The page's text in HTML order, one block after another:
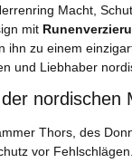
Macht,
mit
ihn zu einem
und Liebhaber
nordischen
Thors, des
vor Fehlschlägen.